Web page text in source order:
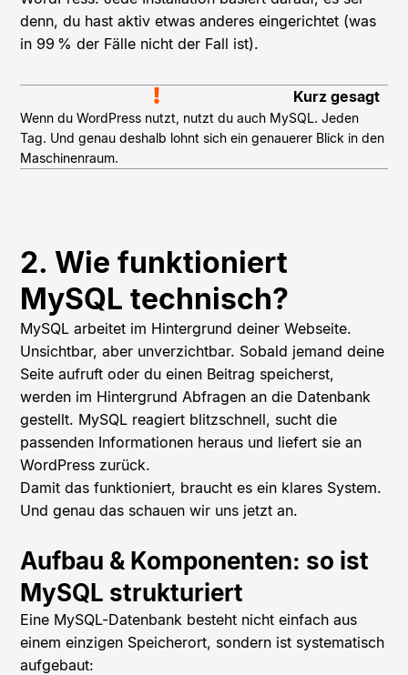
denn, du hast aktiv etwas anderes eingerichtet (was
in 99 % der Fälle nicht der Fall ist).
Kurz gesagt
Wenn du WordPress nutzt, nutzt du auch MySQL. Jeden
Tag. Und genau deshalb lohnt sich ein genauerer Blick in den
Maschinenraum.
2. Wie funktioniert
MySQL technisch?
MySQL arbeitet im Hintergrund deiner Webseite.
Unsichtbar, aber unverzichtbar. Sobald jemand deine
Seite aufruft oder du einen Beitrag speicherst,
werden im Hintergrund Abfragen an die Datenbank
gestellt. MySQL reagiert blitzschnell, sucht die
passenden Informationen heraus und liefert sie an
WordPress zurück.
Damit das funktioniert, braucht es ein klares System.
Und genau das schauen wir uns jetzt an.
Aufbau & Komponenten: so ist
MySQL strukturiert
Eine MySQL-Datenbank besteht nicht einfach aus
einem einzigen Speicherort, sondern ist systematisch
aufgebaut: